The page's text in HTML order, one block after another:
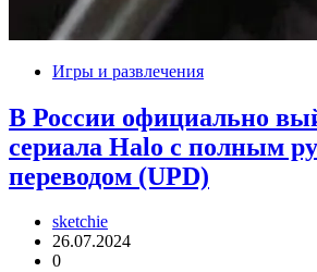
Игры и развлечения
В России официально
сериала Halo c полным
переводом (UPD)
sketchie
26.07.2024
0